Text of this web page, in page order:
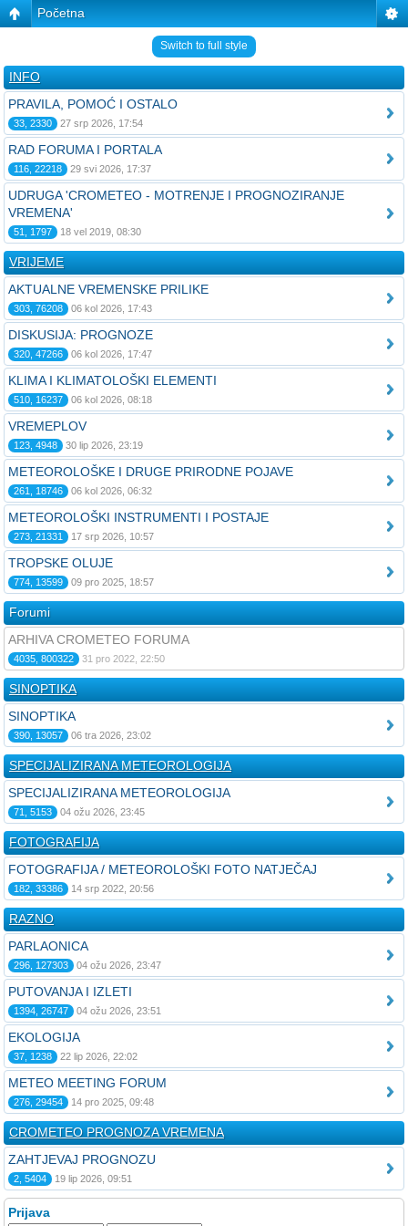
Početna
Switch to full style
INFO
PRAVILA, POMOĆ I OSTALO
33, 2330 27 srp 2026, 17:54
RAD FORUMA I PORTALA
116, 22218 29 svi 2026, 17:37
UDRUGA 'CROMETEO - MOTRENJE I PROGNOZIRANJE
VREMENA'
51, 1797 18 vel 2019, 08:30
VRIJEME
AKTUALNE VREMENSKE PRILIKE
303, 76208 06 kol 2026, 17:43
DISKUSIJA: PROGNOZE
320, 47266 06 kol 2026, 17:47
KLIMA I KLIMATOLOŠKI ELEMENTI
510, 16237 06 kol 2026, 08:18
VREMEPLOV
123, 4948 30 lip 2026, 23:19
METEOROLOŠKE I DRUGE PRIRODNE POJAVE
261, 18746 06 kol 2026, 06:32
METEOROLOŠKI INSTRUMENTI I POSTAJE
273, 21331 17 srp 2026, 10:57
TROPSKE OLUJE
774, 13599 09 pro 2025, 18:57
Forumi
ARHIVA CROMETEO FORUMA
4035, 800322 31 pro 2022, 22:50
SINOPTIKA
SINOPTIKA
390, 13057 06 tra 2026, 23:02
SPECIJALIZIRANA METEOROLOGIJA
SPECIJALIZIRANA METEOROLOGIJA
71, 5153 04 ožu 2026, 23:45
FOTOGRAFIJA
FOTOGRAFIJA / METEOROLOŠKI FOTO NATJEČAJ
182, 33386 14 srp 2022, 20:56
RAZNO
PARLAONICA
296, 127303 04 ožu 2026, 23:47
PUTOVANJA I IZLETI
1394, 26747 04 ožu 2026, 23:51
EKOLOGIJA
37, 1238 22 lip 2026, 22:02
METEO MEETING FORUM
276, 29454 14 pro 2025, 09:48
CROMETEO PROGNOZA VREMENA
ZAHTJEVAJ PROGNOZU
2, 5404 19 lip 2026, 09:51
Prijava